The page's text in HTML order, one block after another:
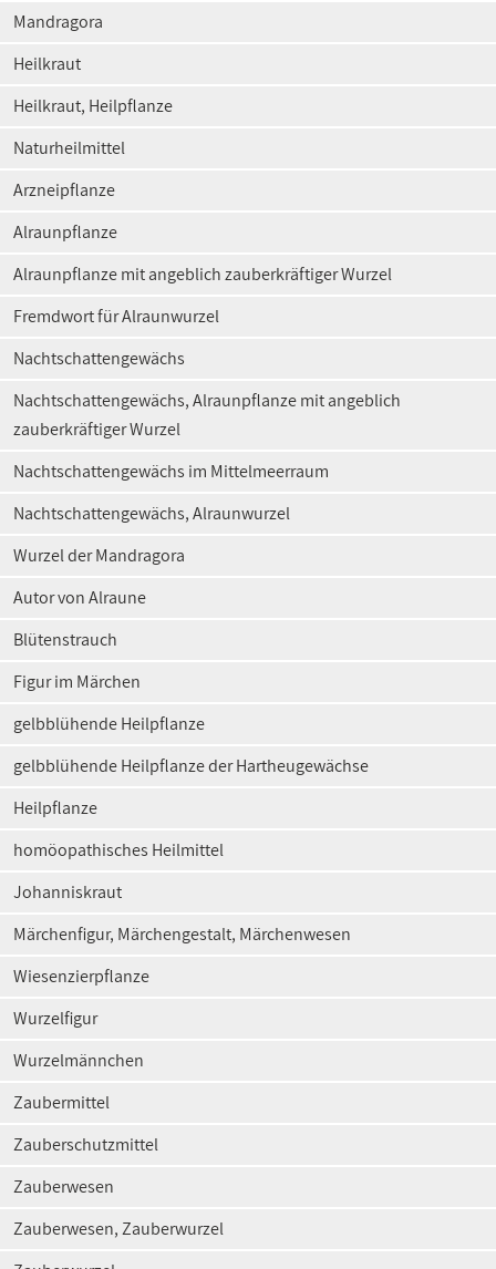
Mandragora
Heilkraut
Heilkraut, Heilpflanze
Naturheilmittel
Arzneipflanze
Alraunpflanze
Alraunpflanze mit angeblich zauberkräftiger Wurzel
Fremdwort für Alraunwurzel
Nachtschattengewächs
Nachtschattengewächs, Alraunpflanze mit angeblich
zauberkräftiger Wurzel
Nachtschattengewächs im Mittelmeerraum
Nachtschattengewächs, Alraunwurzel
Wurzel der Mandragora
Autor von Alraune
Blütenstrauch
Figur im Märchen
gelbblühende Heilpflanze
gelbblühende Heilpflanze der Hartheugewächse
Heilpflanze
homöopathisches Heilmittel
Johanniskraut
Märchenfigur, Märchengestalt, Märchenwesen
Wiesenzierpflanze
Wurzelfigur
Wurzelmännchen
Zaubermittel
Zauberschutzmittel
Zauberwesen
Zauberwesen, Zauberwurzel